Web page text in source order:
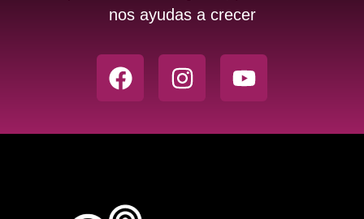
nos ayudas a crecer